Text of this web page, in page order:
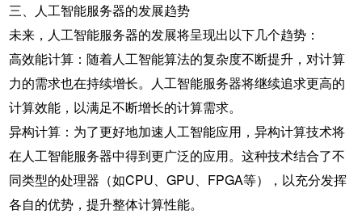
三、人工智能服务器的发展趋势
未来，人工智能服务器的发展将呈现出以下几个趋势：
高效能计算：随着人工智能算法的复杂度不断提升，对计算
力的需求也在持续增长。人工智能服务器将继续追求更高的
计算效能，以满足不断增长的计算需求。
异构计算：为了更好地加速人工智能应用，异构计算技术将
在人工智能服务器中得到更广泛的应用。这种技术结合了不
同类型的处理器（如CPU、GPU、FPGA等），以充分发挥
各自的优势，提升整体计算性能。